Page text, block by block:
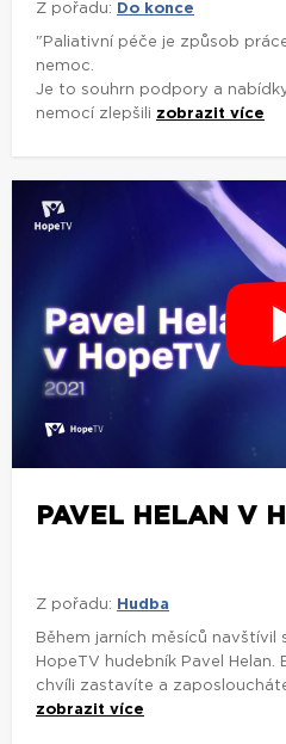
Z pořadu: Do konce
"Paliativní péče je způsob
nemoc.
Je to souhrn podpory a
nemocí zlepšili zobrazit více
PAVEL HELAN V
Z pořadu: Hudba
Během jarních měsíců
HopeTV hudebník Pavel Helan.
chvíli zastavíte a
zobrazit více